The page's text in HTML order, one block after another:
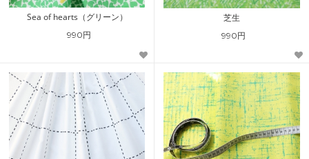
Sea of hearts（グリーン）
990円
芝生
990円